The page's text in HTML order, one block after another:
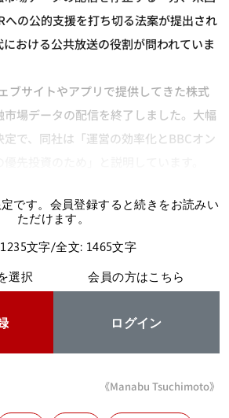
への公的支援を打ち切る法案が提出され
おける公共放送の役割が問われていま
ブサイトやアプリで提供してきた株式
場データの配信を終了しました。大幅
で、同社は「運営の効率化とBBCオン
です。会員登録すると続きをお読みい
ただけます。
文字/全文: 1465文字
選択
会員の方はこちら
ログイン
《Manabu Tsuchimoto》